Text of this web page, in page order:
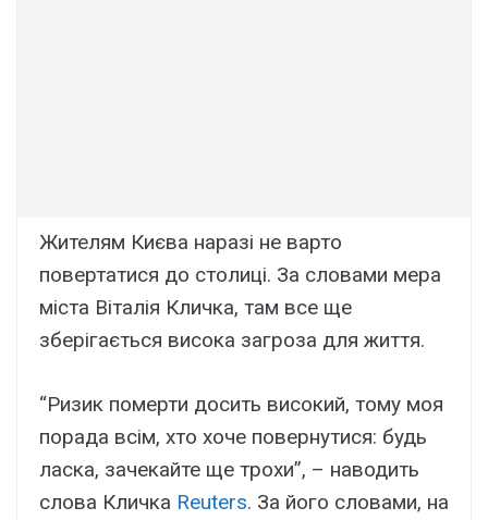
Жителям Києва наразі не варто
повертатися до столиці. За словами мера
міста Віталія Кличка, там все ще
зберігається висока загроза для життя.
“Ризик померти досить високий, тому моя
порада всім, хто хоче повернутися: будь
ласка, зачекайте ще трохи”, – наводить
слова Кличка Reuters. За його словами, на